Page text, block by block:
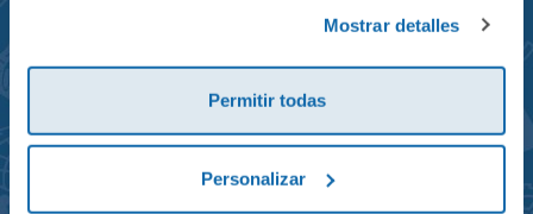
Mostrar detalles
Permitir todas
Personalizar
reciclada 21x10x28cm
23,95€